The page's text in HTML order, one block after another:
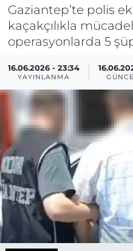
Gaziantep’te polis
kaçakçılıkla
operasyonlarda 5
16.06.2026 - 23:34
YAYINLANMA
ÖZEL HABER
Son Dakika
Haber Arşivi